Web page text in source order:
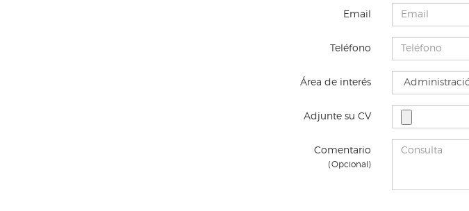
Email
Teléfono
Área de interés
Adjunte su CV
Comentario
(Opcional)